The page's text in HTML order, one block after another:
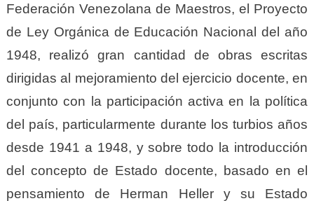
Federación Venezolana de Maestros, el Proyecto
de Ley Orgánica de Educación Nacional del año
1948, realizó gran cantidad de obras escritas
dirigidas al mejoramiento del ejercicio docente, en
conjunto con la participación activa en la política
del país, particularmente durante los turbios años
desde 1941 a 1948, y sobre todo la introducción
del concepto de Estado docente, basado en el
pensamiento de Herman Heller y su Estado